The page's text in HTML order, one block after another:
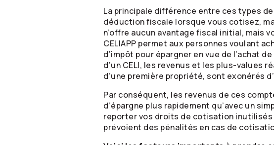
La principale différence entre ces types
déduction fiscale lorsque vous cotisez,
n’offre aucun avantage fiscal initial, mais
CELIAPP permet aux personnes voulant
d’impôt pour épargner en vue de l’achat
d’un CELI, les revenus et les plus-values
d’une première propriété, sont exonérés
Par conséquent, les revenus de ces
d’épargne plus rapidement qu’avec un
reporter vos droits de cotisation
prévoient des pénalités en cas de